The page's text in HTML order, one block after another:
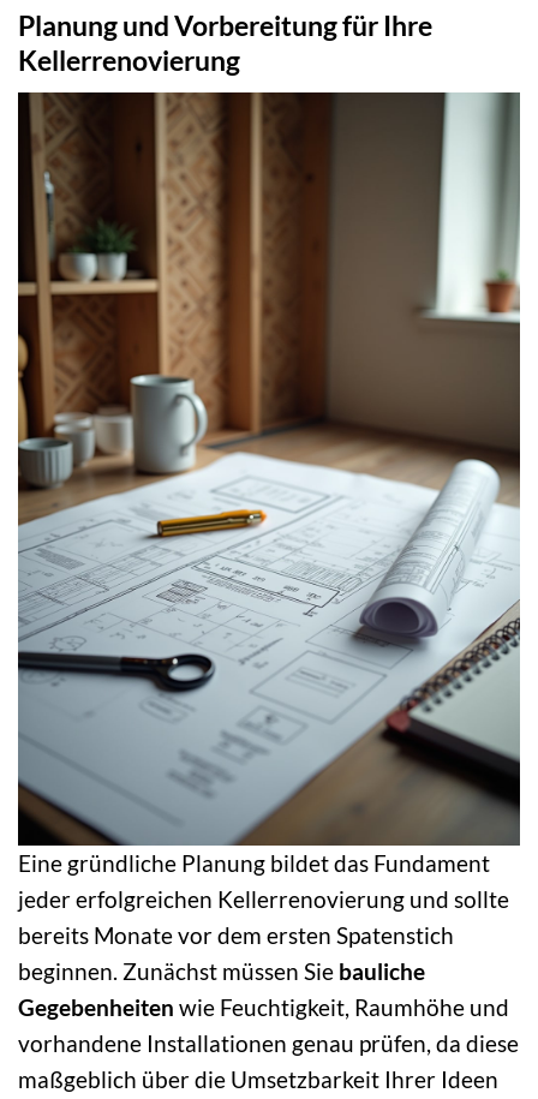
Planung und Vorbereitung für Ihre
Kellerrenovierung
Eine gründliche Planung bildet das Fundament
jeder erfolgreichen Kellerrenovierung und sollte
bereits Monate vor dem ersten Spatenstich
beginnen. Zunächst müssen Sie bauliche
Gegebenheiten wie Feuchtigkeit, Raumhöhe und
vorhandene Installationen genau prüfen, da diese
maßgeblich über die Umsetzbarkeit Ihrer Ideen